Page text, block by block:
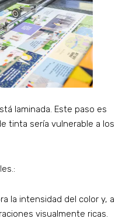
laminada. Este paso es
tinta sería vulnerable a los
la intensidad del color y, a
visualmente ricas.